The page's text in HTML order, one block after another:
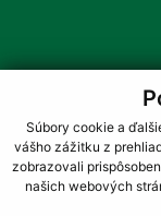
Súbory cookie a
vášho zážitku z
zobrazovali
našich webových